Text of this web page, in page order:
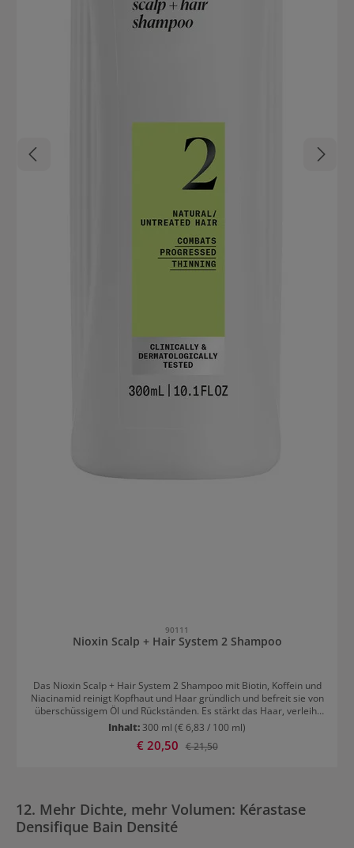
90111
Nioxin Scalp + Hair System 2 Shampoo
Das Nioxin Scalp + Hair System 2 Shampoo mit Biotin, Koffein und
Niacinamid reinigt Kopfhaut und Haar gründlich und befreit sie von
überschüssigem Öl und Rückständen. Es stärkt das Haar, verleiht
mehr Volumen und ist der erste Schritt zu einer volleren
Haarstruktur. Pfefferminzöl erfrischt die Kopfhaut schon bei der
ersten Anwendung. Ideal für naturbelassenes Haar mit
täglich anwenden.
Inhalt: 300 ml (€ 6,83 / 100 ml)
Verkaufspreis:
€ 20,50 Regulärer Preis:
€ 21,50
12. Mehr Dichte, mehr Volumen: Kérastase
Densifique Bain Densité